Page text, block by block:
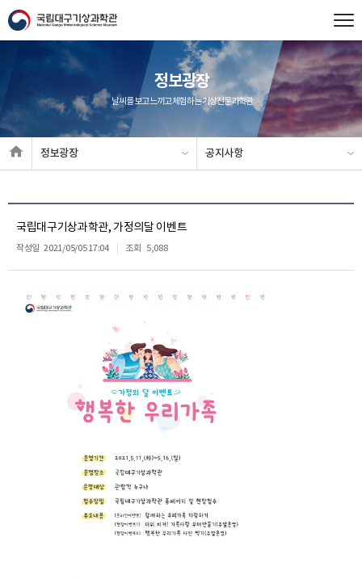
정보광장
날씨를 보고 느끼고 체험하는 기상전문과학관
정보광장 공지사항
국립대구기상과학관, 가정의달 이벤트
작성일 2021/05/05 17:04 조회 5,088